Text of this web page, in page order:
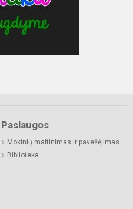
Paslaugos
Mokinių maitinimas ir pavežėjimas
Biblioteka